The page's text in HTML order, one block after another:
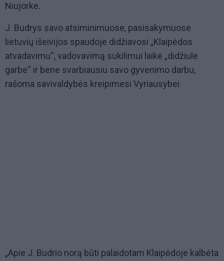
Niujorke.
J. Budrys savo atsiminimuose, pasisakymuose
lietuvių išeivijos spaudoje didžiavosi „Klaipėdos
atvadavimu“, vadovavimą sukilimui laikė „didžiule
garbe“ ir bene svarbiausiu savo gyvenimo darbu,
rašoma savivaldybės kreipimesi Vyriausybei.
„Apie J. Budrio norą būti palaidotam Klaipėdoje kalbėta